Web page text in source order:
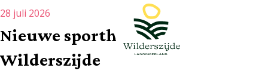
Nieuwe sporthal
Wilderszijde
28 juli 2026